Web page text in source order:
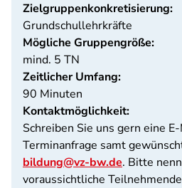
Zielgruppenkonkretisierung:
Grundschullehrkräfte
Mögliche Gruppengröße:
mind. 5 TN
Zeitlicher Umfang:
90 Minuten
Kontaktmöglichkeit:
Schreiben Sie uns gern eine
Terminanfrage samt
bildung@vz-bw.de. Bitte
voraussichtliche